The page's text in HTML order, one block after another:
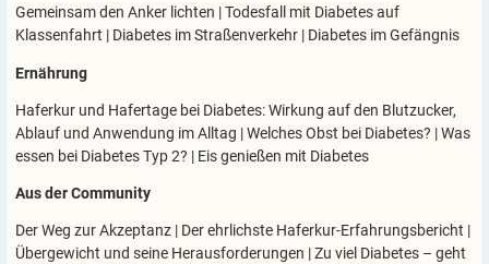
Gemeinsam den Anker lichten |Todesfall mit Diabetes auf
Klassenfahrt | Diabetes im Straßenverkehr | Diabetes im Gefängnis
Ernährung
Haferkur und Hafertage bei Diabetes: Wirkung auf den Blutzucker,
Ablauf und Anwendung im Alltag |Welches Obst bei Diabetes? |Was
essen bei Diabetes Typ 2? | Eis genießen mit Diabetes
Aus der Community
Der Weg zur Akzeptanz | Der ehrlichste Haferkur-Erfahrungsbericht |
Übergewicht und seine Herausforderungen |Zu viel Diabetes – geht